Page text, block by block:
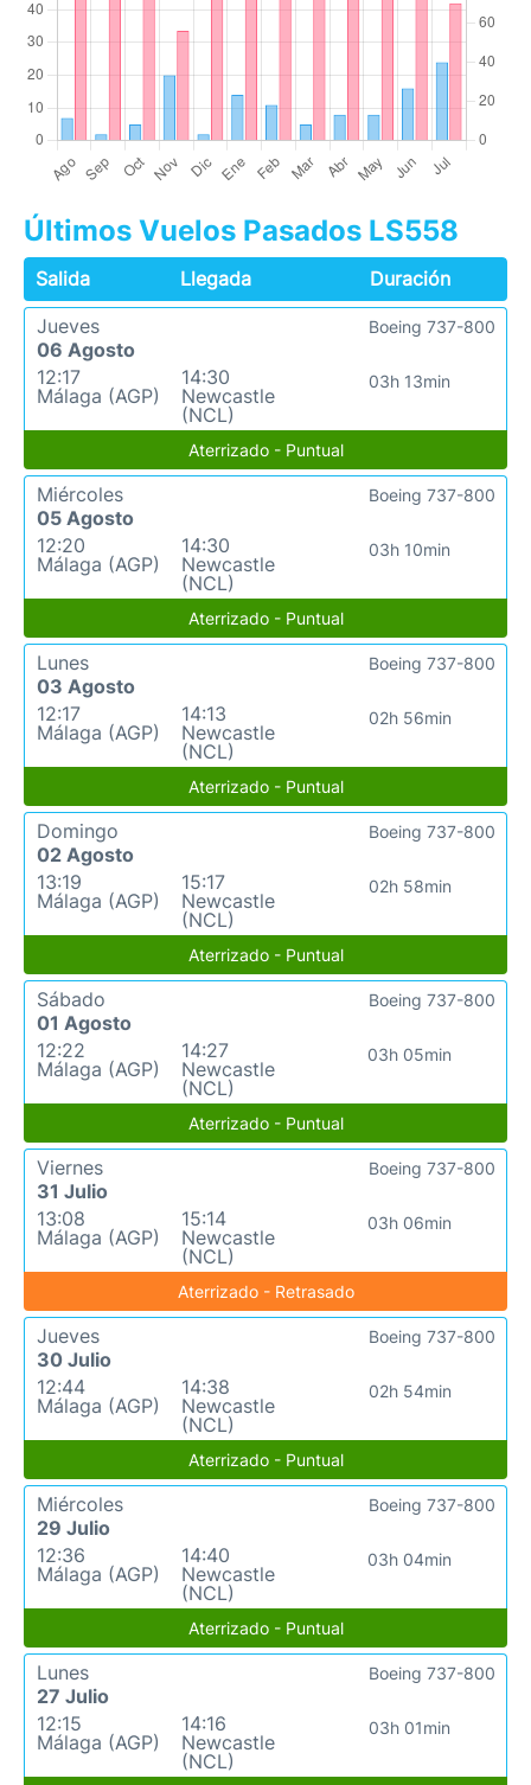
Últimos Vuelos Pasados LS558
Salida Llegada
Duración
Jueves
06 Agosto
12:17
Málaga (AGP)
14:30
Newcastle
(NCL)
03h 13min
Boeing 737-800
Aterrizado - Puntual
Miércoles
05 Agosto
12:20
Málaga (AGP)
14:30
Newcastle
(NCL)
03h 10min
Boeing 737-800
Aterrizado - Puntual
Lunes
03 Agosto
12:17
Málaga (AGP)
14:13
Newcastle
(NCL)
02h 56min
Boeing 737-800
Aterrizado - Puntual
Domingo
02 Agosto
13:19
Málaga (AGP)
15:17
Newcastle
(NCL)
02h 58min
Boeing 737-800
Aterrizado - Puntual
Sábado
01 Agosto
12:22
Málaga (AGP)
14:27
Newcastle
(NCL)
03h 05min
Boeing 737-800
Aterrizado - Puntual
Viernes
31 Julio
13:08
Málaga (AGP)
15:14
Newcastle
(NCL)
03h 06min
Boeing 737-800
Aterrizado - Retrasado
Jueves
30 Julio
12:44
Málaga (AGP)
14:38
Newcastle
(NCL)
02h 54min
Boeing 737-800
Aterrizado - Puntual
Miércoles
29 Julio
12:36
Málaga (AGP)
14:40
Newcastle
(NCL)
03h 04min
Boeing 737-800
Aterrizado - Puntual
Lunes
27 Julio
12:15
Málaga (AGP)
14:16
Newcastle
(NCL)
03h 01min
Boeing 737-800